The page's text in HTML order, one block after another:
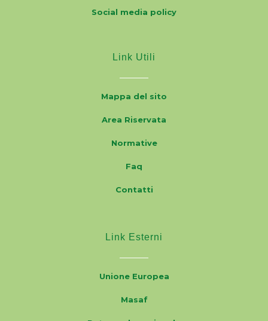
Social media policy
Link Utili
Mappa del sito
Area Riservata
Normative
Faq
Contatti
Link Esterni
Unione Europea
Masaf